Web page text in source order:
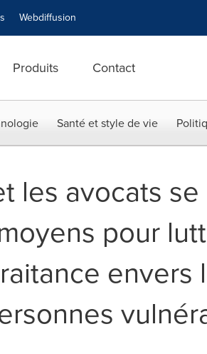
Webdiffusion
Produits Contact
Santé et style de vie
les avocats se
pour
envers